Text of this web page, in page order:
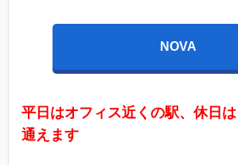
NOVA
平日はオフィス近くの駅、休日
通えます